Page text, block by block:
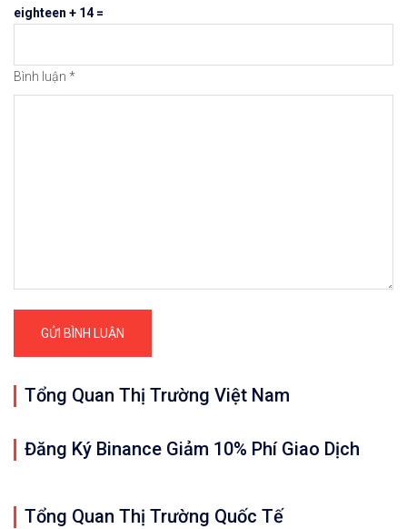
eighteen + 14 =
Bình luận *
Tổng Quan Thị Trường Việt Nam
Đăng Ký Binance Giảm 10% Phí Giao Dịch
Tổng Quan Thị Trường Quốc Tế